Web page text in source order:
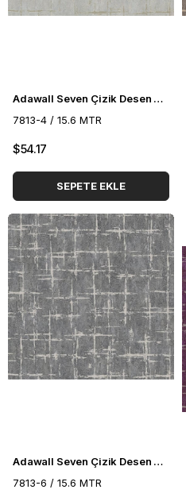
Adawall Seven Çizik Desen Duvar Kağıdı 7813-4
7813-4 / 15.6 MTR
$54.17
SEPETE EKLE
Adawall Seven Çizik Desen Duvar Kağıdı 7813-6
7813-6 / 15.6 MTR